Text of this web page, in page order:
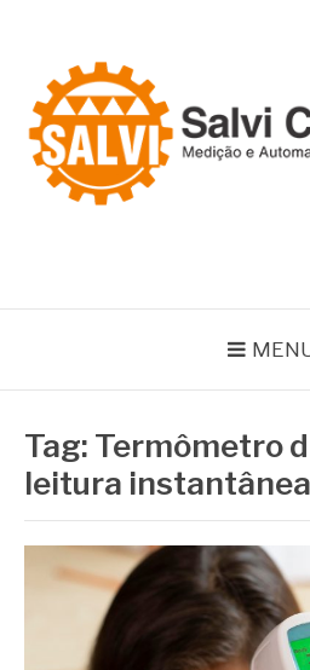
conteúdo
Tag: Termômetro
leitura